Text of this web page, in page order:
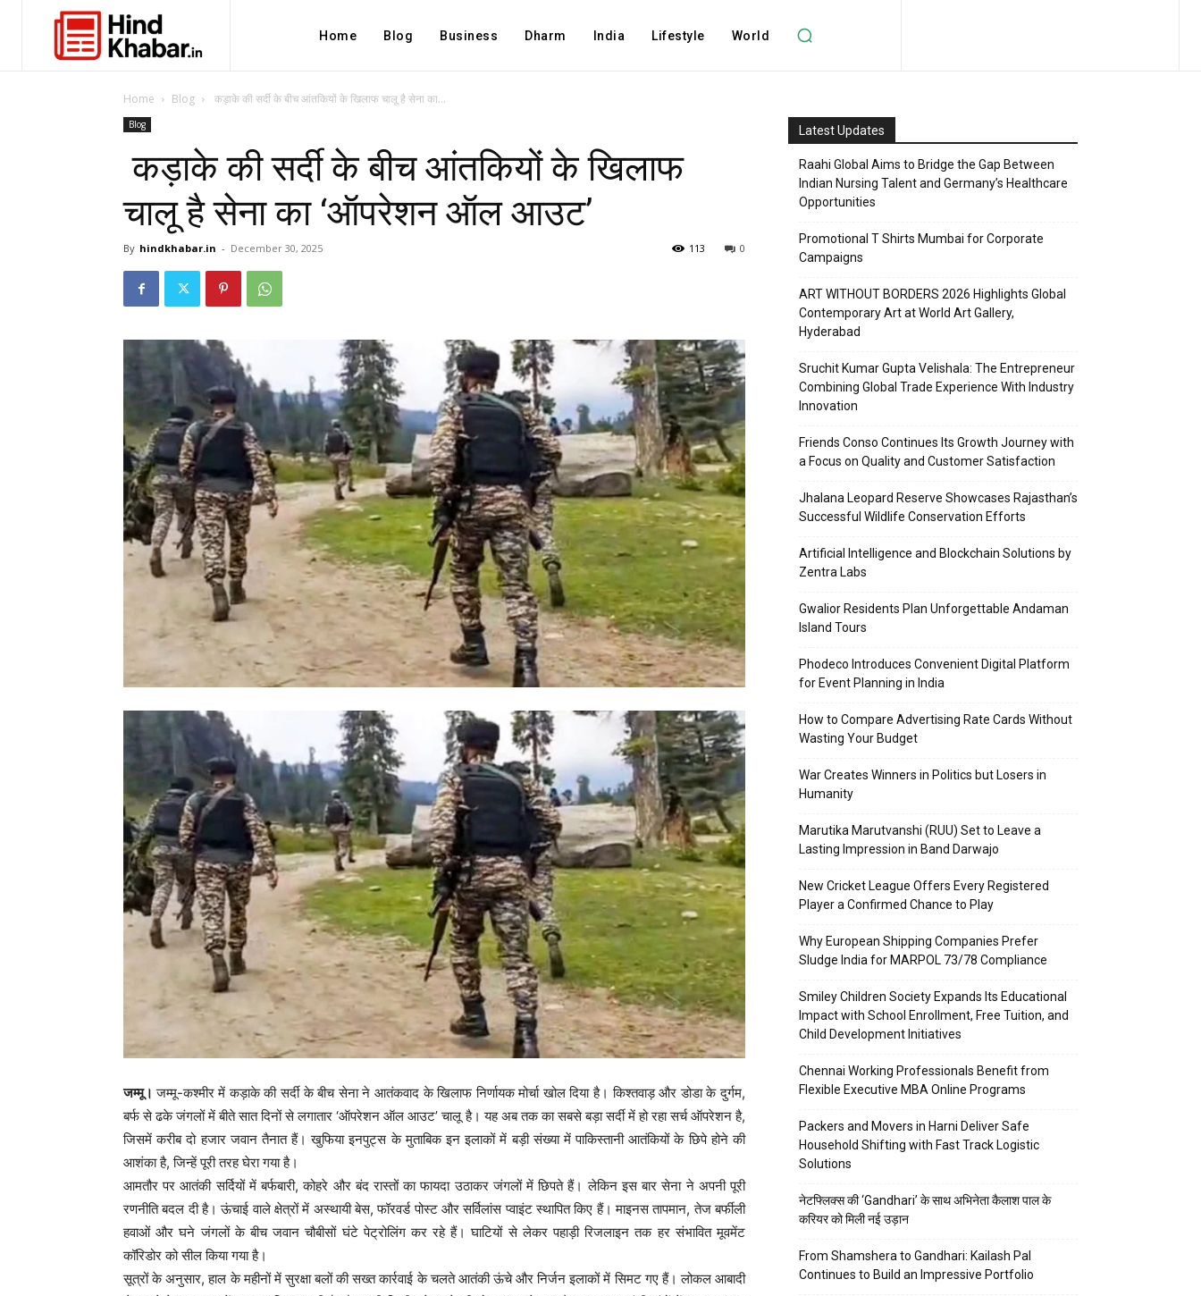
Home Blog Business Dharm India Lifestyle World
Home Blog कड़ाके की सर्दी के बीच आंतकियों के खिलाफ चालू है सेना का...
Blog
कड़ाके की सर्दी के बीच आंतकियों के खिलाफ
चालू है सेना का ‘ऑपरेशन ऑल आउट’
By hindkhabar.in - December 30, 2025 0
113
जम्मू।जम्मू-कश्मीर में कड़ाके की सर्दी के बीच सेना ने आतंकवाद के खिलाफ निर्णायक मोर्चा खोल दिया है। किश्तवाड़ और डोडा के दुर्गम,
बर्फ से ढके जंगलों में बीते सात दिनों से लगातार ‘ऑपरेशन ऑल आउट’ चालू है। यह अब तक का सबसे बड़ा सर्दी में हो रहा सर्च ऑपरेशन है,
जिसमें करीब दो हजार जवान तैनात हैं। खुफिया इनपुट्स के मुताबिक इन इलाकों में बड़ी संख्या में पाकिस्तानी आतंकियों के छिपे होने की
आशंका है, जिन्हें पूरी तरह घेरा गया है।
आमतौर पर आतंकी सर्दियों में बर्फबारी, कोहरे और बंद रास्तों का फायदा उठाकर जंगलों में छिपते हैं। लेकिन इस बार सेना ने अपनी पूरी
रणनीति बदल दी है। ऊंचाई वाले क्षेत्रों में अस्थायी बेस, फॉरवर्ड पोस्ट और सर्विलांस प्वाइंट स्थापित किए हैं। माइनस तापमान, तेज बर्फीली
हवाओं और घने जंगलों के बीच जवान चौबीसों घंटे पेट्रोलिंग कर रहे हैं। घाटियों से लेकर पहाड़ी रिजलाइन तक हर संभावित मूवमेंट
कॉरिडोर को सील किया गया है।
सूत्रों के अनुसार, हाल के महीनों में सुरक्षा बलों की सख्त कार्रवाई के चलते आतंकी ऊंचे और निर्जन इलाकों में सिमट गए हैं। लोकल आबादी
Latest Updates
Raahi Global Aims to Bridge the Gap Between
Indian Nursing Talent and Germany’s Healthcare
Opportunities
Promotional T Shirts Mumbai for Corporate
Campaigns
ART WITHOUT BORDERS 2026 Highlights Global
Contemporary Art at World Art Gallery,
Hyderabad
Sruchit Kumar Gupta Velishala: The Entrepreneur
Combining Global Trade Experience With Industry
Innovation
Friends Conso Continues Its Growth Journey with
a Focus on Quality and Customer Satisfaction
Jhalana Leopard Reserve Showcases Rajasthan’s
Successful Wildlife Conservation Efforts
Artificial Intelligence and Blockchain Solutions by
Zentra Labs
Gwalior Residents Plan Unforgettable Andaman
Island Tours
Phodeco Introduces Convenient Digital Platform
for Event Planning in India
How to Compare Advertising Rate Cards Without
Wasting Your Budget
War Creates Winners in Politics but Losers in
Humanity
Marutika Marutvanshi (RUU) Set to Leave a
Lasting Impression in Band Darwajo
New Cricket League Offers Every Registered
Player a Confirmed Chance to Play
Why European Shipping Companies Prefer
Sludge India for MARPOL 73/78 Compliance
Smiley Children Society Expands Its Educational
Impact with School Enrollment, Free Tuition, and
Child Development Initiatives
Chennai Working Professionals Benefit from
Flexible Executive MBA Online Programs
Packers and Movers in Harni Deliver Safe
Household Shifting with Fast Track Logistic
Solutions
नेटफ्लिक्स की ‘Gandhari’ के साथ अभिनेता कैलाश पाल के
करियर को मिली नई उड़ान
From Shamshera to Gandhari: Kailash Pal
Continues to Build an Impressive Portfolio